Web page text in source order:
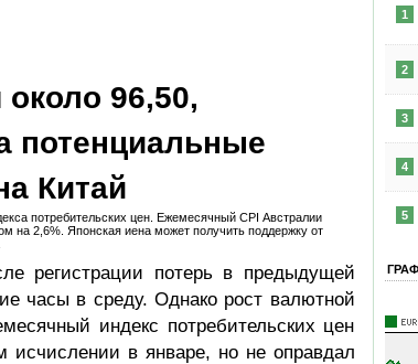
96,50,
потенциальные
Китай
потребительских цен. Ежемесячный CPI Австралии
на 2,6%. Японская иена может получить поддержку от
регистрации потерь в предыдущей
часы в среду. Однако рост валютной
индекс потребительских цен
исчислении в январе, но не оправдал
1
2
3
4
5